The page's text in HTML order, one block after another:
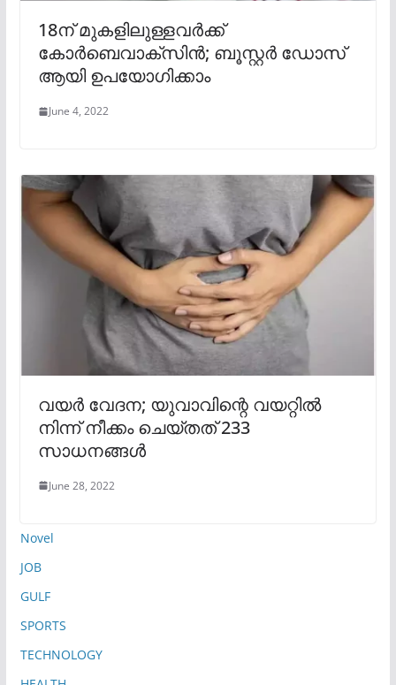
18ന് മുകളിലുള്ളവർക്ക്
കോര്‍ബെവാക്‌സിൻ; ബൂസ്റ്റര്‍ ഡോസ്
ആയി ഉപയോഗിക്കാം
June 4, 2022
വയർ വേദന; യുവാവിന്റെ വയറ്റിൽ
നിന്ന് നീക്കം ചെയ്തത് 233
സാധനങ്ങൾ
June 28, 2022
Novel
JOB
GULF
SPORTS
TECHNOLOGY